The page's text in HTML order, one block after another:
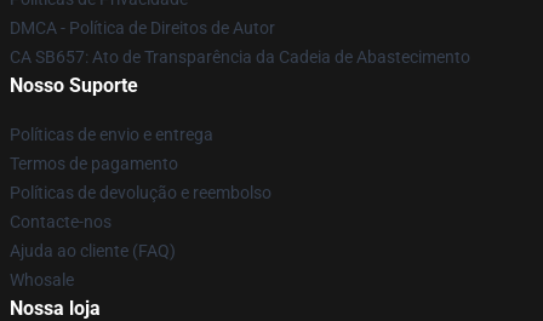
DMCA - Política de Direitos de Autor
CA SB657: Ato de Transparência da Cadeia de Abastecimento
Nosso Suporte
Políticas de envio e entrega
Termos de pagamento
Políticas de devolução e reembolso
Contacte-nos
Ajuda ao cliente (FAQ)
Whosale
Nossa loja